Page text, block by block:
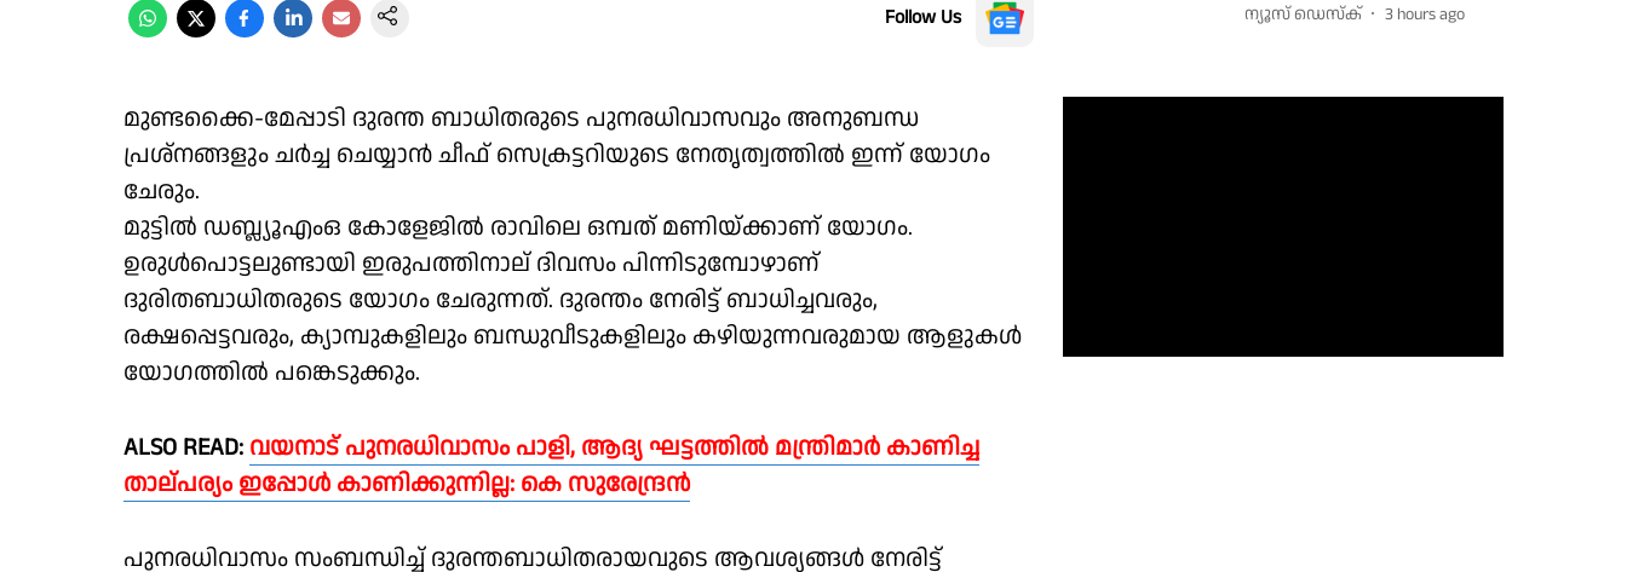
Follow Us
മുണ്ടക്കൈ-മേപ്പാടി ദുരന്ത ബാധിതരുടെ പുനരധിവാസവും അനുബന്ധ
പ്രശ്നങ്ങളും ചർച്ച ചെയ്യാൻ ചീഫ് സെക്രട്ടറിയുടെ നേതൃത്വത്തിൽ ഇന്ന് യോഗം
ചേരും.
മുട്ടിൽ ഡബ്ല്യൂഎംഒ കോളേജിൽ രാവിലെ ഒമ്പത് മണിയ്ക്കാണ് യോഗം.
ഉരുൾപൊട്ടലുണ്ടായി ഇരുപത്തിനാല് ദിവസം പിന്നിടുമ്പോഴാണ്
ദുരിതബാധിതരുടെ യോഗം ചേരുന്നത്. ദുരന്തം നേരിട്ട് ബാധിച്ചവരും,
രക്ഷപ്പെട്ടവരും, ക്യാമ്പുകളിലും ബന്ധുവീടുകളിലും കഴിയുന്നവരുമായ ആളുകൾ
യോഗത്തിൽ പങ്കെടുക്കും.
ALSO READ: വയനാട് പുനരധിവാസം പാളി, ആദ്യ ഘട്ടത്തിൽ മന്ത്രിമാർ കാണിച്ച
താല്പര്യം ഇപ്പോൾ കാണിക്കുന്നില്ല: കെ സുരേന്ദ്രന്‍
പുനരധിവാസം സംബന്ധിച്ച് ദുരന്തബാധിതരായവുടെ ആവശ്യങ്ങള്‍ നേരിട്ട്
ന്യൂസ് ഡെസ്ക് 3 hours ago